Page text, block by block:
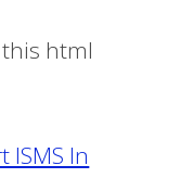
html